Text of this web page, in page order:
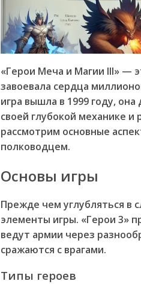
«Герои Меча и Магии III» —
завоевала сердца
игра вышла в 1999 году,
своей глубокой механике
рассмотрим основные
полководцем.
Основы игры
Прежде чем углубляться в
элементы игры. «Герои 3»
ведут армии через
сражаются с врагами.
Типы героев